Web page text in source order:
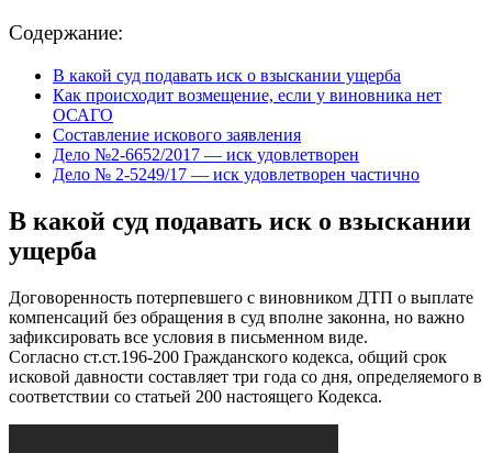
Содержание:
В какой суд подавать иск о взыскании ущерба
Как происходит возмещение, если у виновника нет
ОСАГО
Составление искового заявления
Дело №2-6652/2017 — иск удовлетворен
Дело № 2-5249/17 — иск удовлетворен частично
В какой суд подавать иск о взыскании
ущерба
Договоренность потерпевшего с виновником ДТП о выплате
компенсаций без обращения в суд вполне законна, но важно
зафиксировать все условия в письменном виде.
Согласно ст.ст.196-200 Гражданского кодекса, общий срок
исковой давности составляет три года со дня, определяемого в
соответствии со статьей 200 настоящего Кодекса.